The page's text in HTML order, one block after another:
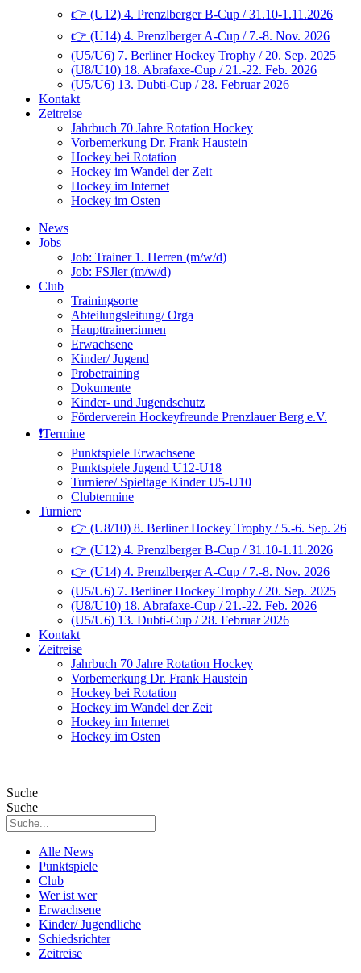
👉 (U12) 4. Prenzlberger B-Cup / 31.10-1.11.2026
👉 (U14) 4. Prenzlberger A-Cup / 7.-8. Nov. 2026
(U5/U6) 7. Berliner Hockey Trophy / 20. Sep. 2025
(U8/U10) 18. Abrafaxe-Cup / 21.-22. Feb. 2026
(U5/U6) 13. Dubti-Cup / 28. Februar 2026
Kontakt
Zeitreise
Jahrbuch 70 Jahre Rotation Hockey
Vorbemerkung Dr. Frank Haustein
Hockey bei Rotation
Hockey im Wandel der Zeit
Hockey im Internet
Hockey im Osten
News
Jobs
Job: Trainer 1. Herren (m/w/d)
Job: FSJler (m/w/d)
Club
Trainingsorte
Abteilungsleitung/ Orga
Haupttrainer:innen
Erwachsene
Kinder/ Jugend
Probetraining
Dokumente
Kinder- und Jugendschutz
Förderverein Hockeyfreunde Prenzlauer Berg e.V.
❗️Termine
Punktspiele Erwachsene
Punktspiele Jugend U12-U18
Turniere/ Spieltage Kinder U5-U10
Clubtermine
Turniere
👉 (U8/10) 8. Berliner Hockey Trophy / 5.-6. Sep. 26
👉 (U12) 4. Prenzlberger B-Cup / 31.10-1.11.2026
👉 (U14) 4. Prenzlberger A-Cup / 7.-8. Nov. 2026
(U5/U6) 7. Berliner Hockey Trophy / 20. Sep. 2025
(U8/U10) 18. Abrafaxe-Cup / 21.-22. Feb. 2026
(U5/U6) 13. Dubti-Cup / 28. Februar 2026
Kontakt
Zeitreise
Jahrbuch 70 Jahre Rotation Hockey
Vorbemerkung Dr. Frank Haustein
Hockey bei Rotation
Hockey im Wandel der Zeit
Hockey im Internet
Hockey im Osten
Suche
Suche
Alle News
Punktspiele
Club
Wer ist wer
Erwachsene
Kinder/ Jugendliche
Schiedsrichter
Zeitreise